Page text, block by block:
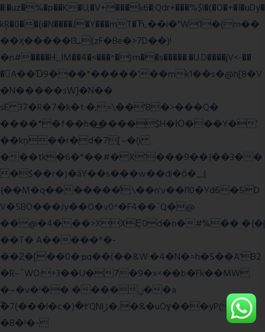
�:�uz�%�p��K�U;�V+���k6�;Qdr+���%$l�(�O�+�I�uDy�
kŖ�0��(i�N����J�Y���mT�Ћ,��i�"W1�(m��
��ӽ�����l3ܝ(zF�Be�>7D��)!
�n#����H_lM��4�<���^�}m��s�����.�U.D����jV<-��
�A��Ɗ9���*�����'��mk1��s�@h[8�V
�N�����sW]�N��
sE 37�R�7�k�t:�;=\��'B�>���Q�
����*�f��h�͢����$H�Ю���Y�'
��kņ��r�d�7[~�(i
���tk�6�*��#�X'���9��{��3��
�$��r�)�āY��s���w��dl�ȏ�_;|
{��M�q�������̆;\��n'v��l10�Yd6�5D
V�5BO���Jy��O�v0^�F4��`Q�@
��@�4���>XXȨ0d�n�#%�� �{�|
��T� A�����*�-
��2͔�[��0�ܡq��(��&W:�4�N�=h�5��A'B2
�R~`WO:+3��U�7�9�x<��b�Fk��MW
�~�v�!�� ����ݧ��a
ّ�7(���l�c�)�۲QNlڙ�,�&�uOɣ���yP( z�D|
�B�!�-